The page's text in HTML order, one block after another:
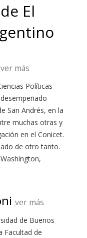
El
ver más
Políticas
San Andrés, en la
muchas otras y
en el Conicet.
de otro tanto.
ver más
de Buenos
Facultad de